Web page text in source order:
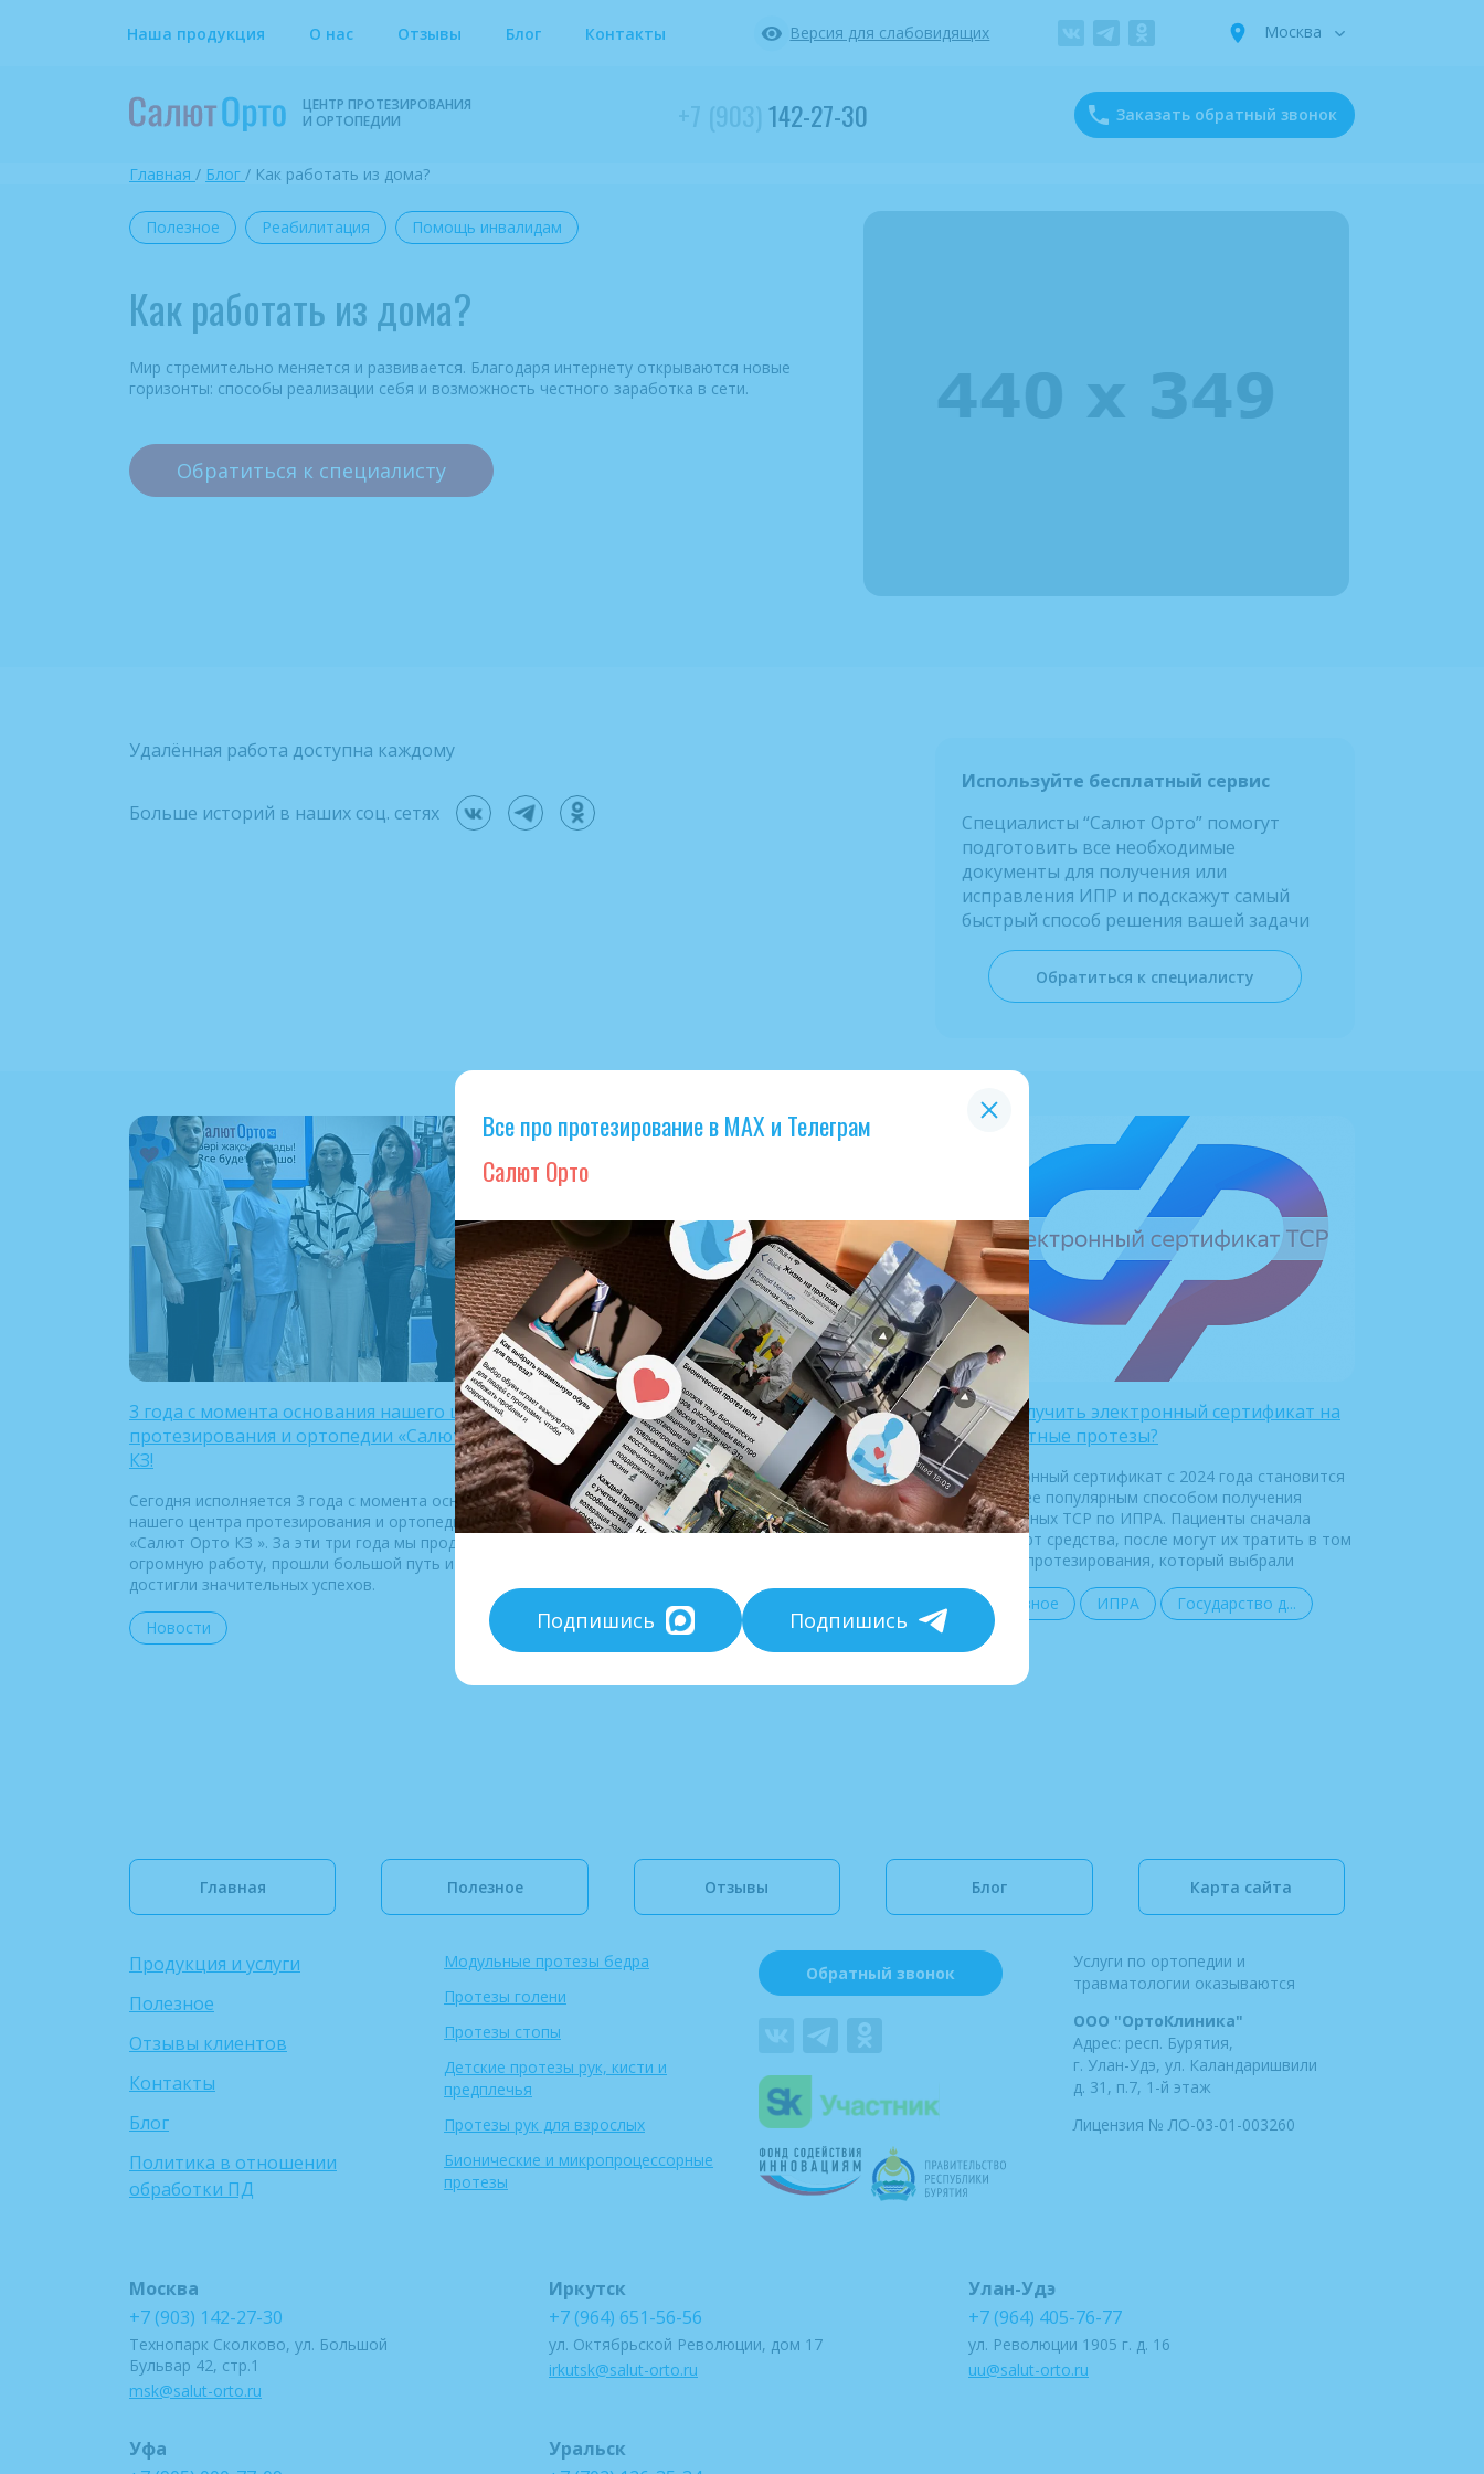
Наша продукция О нас Отзывы Блог Контакты Версия для слабовидящих Москва
ЦЕНТР ПРОТЕЗИРОВАНИЯ
И ОРТОПЕДИИ
142-27-30 Заказать обратный звонок
Главная / Блог / Как работать из дома?
Полезное Реабилитация Помощь инвалидам
Как работать из дома?
Мир стремительно меняется и развивается. Благодаря интернету открываются новые
горизонты: способы реализации себя и возможность честного заработка в сети.
Обратиться к специалисту
Используйте бесплатный сервис
Специалисты “Салют Орто” помогут
подготовить все необходимые
документы для получения или
исправления ИПР и подскажут самый
быстрый способ решения вашей задачи
Обратиться к специалисту
Удалённая работа доступна каждому
Больше историй в наших соц. сетях
3 года с момента основания нашего центра
протезирования и ортопедии «Салют Орто
КЗ!
Сегодня исполняется 3 года с момента основания
нашего центра протезирования и ортопедии
«Салют Орто КЗ ». За эти три года мы проделали
огромную работу, прошли большой путь и
достигли значительных успехов.
Новости
Как проходит процесс получения протеза?
В прошлой статье мы подробно рассказали, как
получить электронный сертификат на протезы
ног и рук. Теперь опишем поэтапно процесс
изготовления протеза: сколько времени
потребуется ждать? Сколько консультаций
Протезирование Полезное
Как получить электронный сертификат на
бесплатные протезы?
Электронный сертификат с 2024 года становится
наиболее популярным способом получения
бесплатных ТСР по ИПРА. Пациенты сначала
получают средства, после могут их тратить в том
центре протезирования, который выбрали
Полезное ИПРА Государство д...
Главная Полезное Отзывы Блог Карта сайта
Продукция и услуги
Полезное
Отзывы клиентов
Контакты
Блог
Политика в отношении
обработки ПД
Модульные протезы бедра
Протезы голени
Протезы стопы
Детские протезы рук, кисти и
предплечья
Протезы рук для взрослых
Бионические и микропроцессорные
протезы
Обратный звонок
Услуги по ортопедии и
травматологии оказываются
ООО "ОртоКлиника"
Адрес: респ. Бурятия,
г. Улан-Удэ, ул. Каландаришвили
д. 31, п.7, 1-й этаж
Лицензия № ЛО-03-01-003260
Москва
+7 (903) 142-27-30
Технопарк Сколково, ул. Большой
Бульвар 42, стр.1
msk@salut-orto.ru
Иркутск
+7 (964) 651-56-56
ул. Октябрьской Революции, дом 17
irkutsk@salut-orto.ru
Улан-Удэ
+7 (964) 405-76-77
ул. Революции 1905 г. д. 16
uu@salut-orto.ru
Уфа
Уральск
Все про протезирование в МАХ и Телеграм
Салют Орто
Подпишись Подпишись